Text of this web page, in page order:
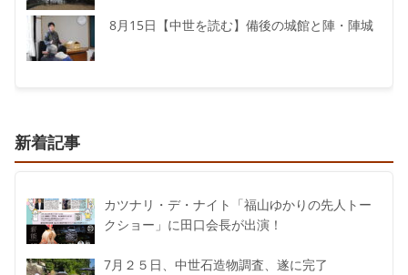
8月15日【中世を読む】備後の城館と陣・陣城
新着記事
カツナリ・デ・ナイト「福山ゆかりの先人トー
クショー」に田口会長が出演！
7月２５日、中世石造物調査、遂に完了